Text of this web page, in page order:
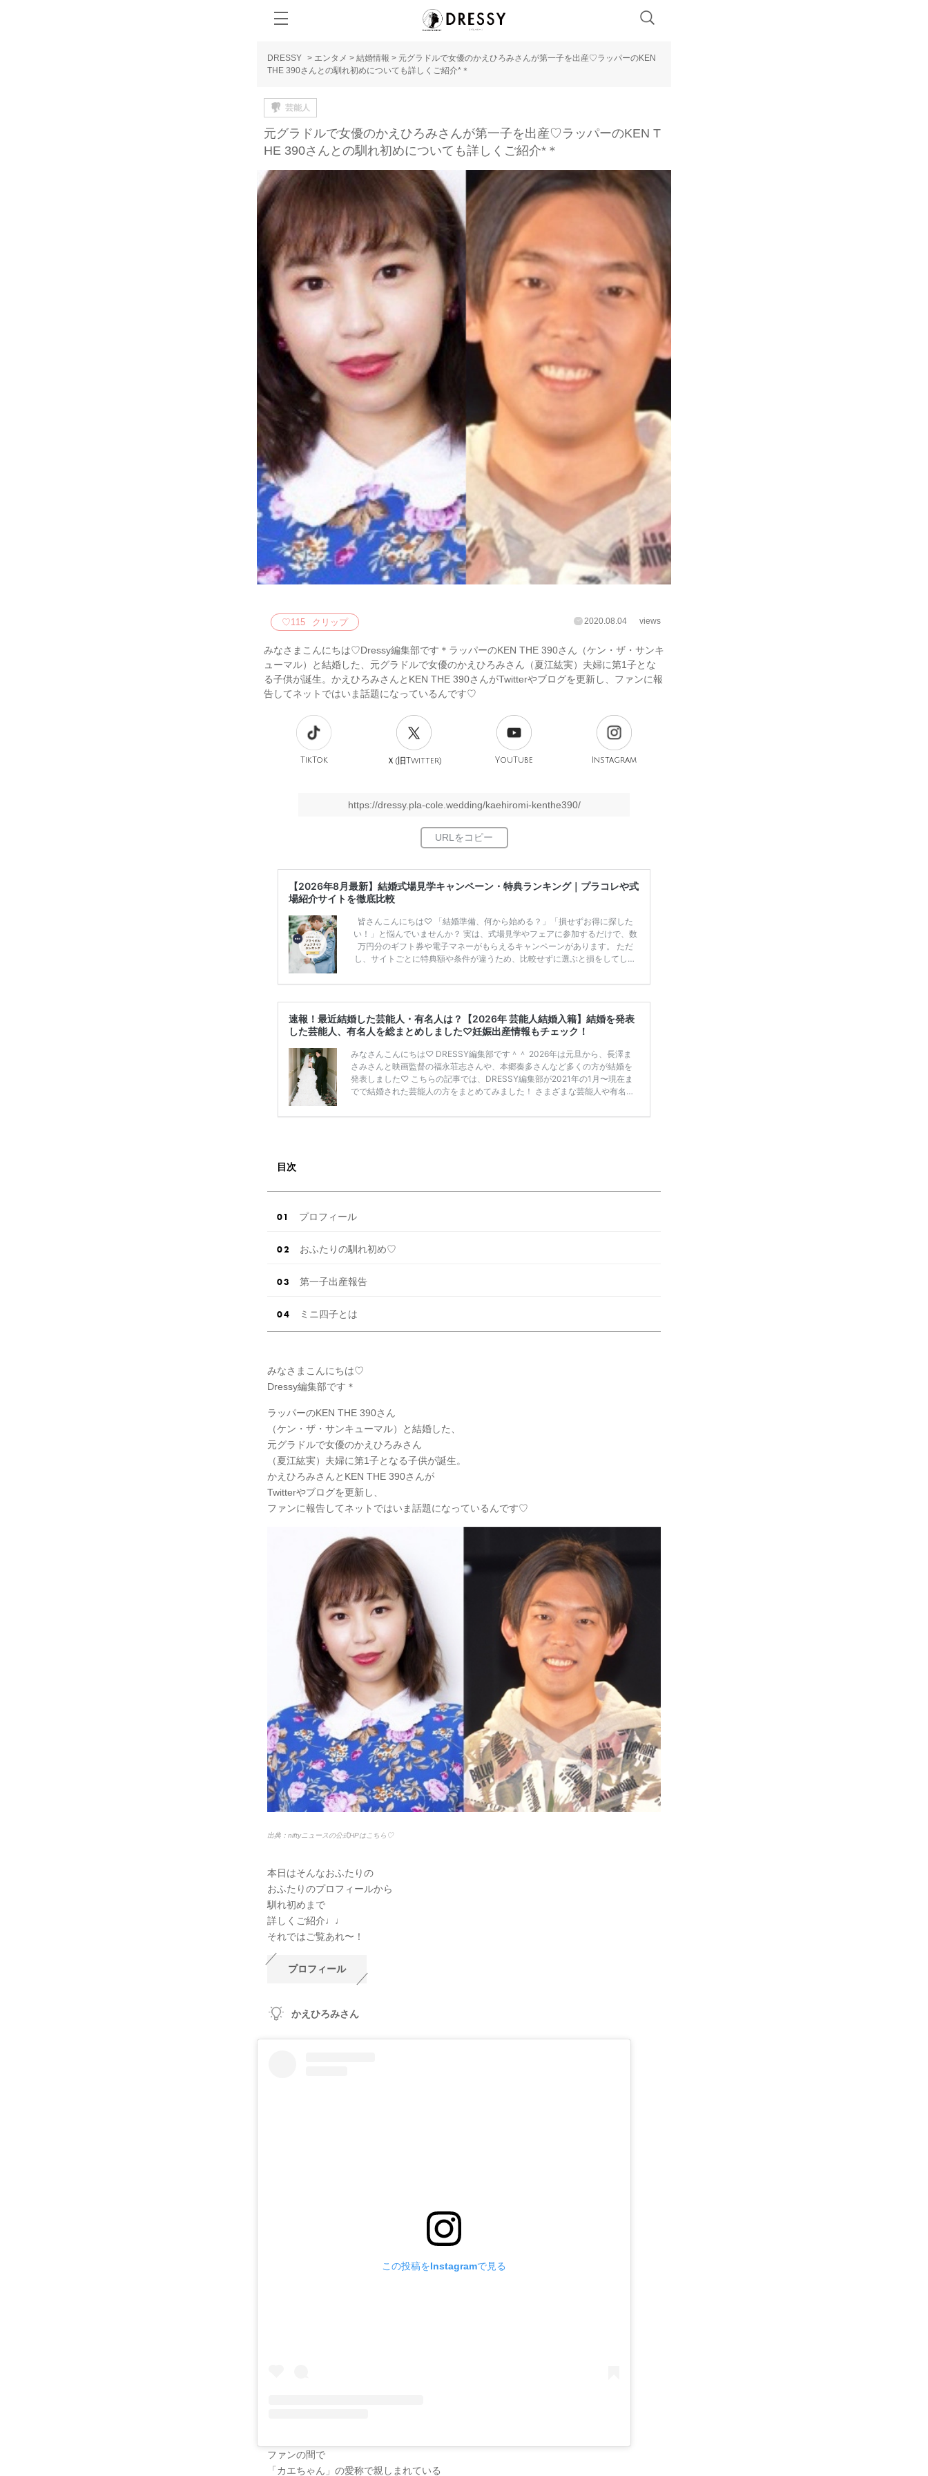
DRESSY > エンタメ > 結婚情報 > 元グラドルで女優のかえひろみさんが第一子を出産♡ラッパーのKEN
THE 390さんとの馴れ初めについても詳しくご紹介*＊
芸能人
元グラドルで女優のかえひろみさんが第一子を出産♡ラッパーのKEN T
HE 390さんとの馴れ初めについても詳しくご紹介*＊
♡115 クリップ 2020.08.04 views
みなさまこんにちは♡Dressy編集部です＊ラッパーのKEN THE 390さん（ケン・ザ・サンキ
ューマル）と結婚した、元グラドルで女優のかえひろみさん（夏江紘実）夫婦に第1子とな
る子供が誕生。かえひろみさんとKEN THE 390さんがTwitterやブログを更新し、ファンに報
告してネットではいま話題になっているんです♡
TikTok Ｘ(旧Twitter) YouTube Instagram
https://dressy.pla-cole.wedding/kaehiromi-kenthe390/
【2026年8月最新】結婚式場見学キャンペーン・特典ランキング｜プラコレや式
場紹介サイトを徹底比較
皆さんこんにちは♡ 「結婚準備、何から始める？」「損せずお得に探した
い！」と悩んでいませんか？ 実は、式場見学やフェアに参加するだけで、数
万円分のギフト券や電子マネーがもらえるキャンペーンがあります。 ただ
し、サイトごとに特典額や条件が違うため、比較せずに選ぶと損をしてしま
ンペーン特典ランキングを公開！ 比較サイト：プラコレ、ゼクシィ、ハナユ
補を絞れる「ウェディング診断」か、体験型 […]続きを読む
速報！最近結婚した芸能人・有名人は？【2026年 芸能人結婚入籍】結婚を発表
した芸能人、有名人を総まとめしました♡妊娠出産情報もチェック！
みなさんこんにちは♡ DRESSY編集部です＾＾ 2026年は元旦から、長澤ま
さみさんと映画監督の福永荘志さんや、本郷奏多さんなど多くの方が結婚を
発表しました♡ こちらの記事では、DRESSY編集部が2021年の1月〜現在ま
でで結婚された芸能人の方をまとめてみました！ さまざまな芸能人や有名人
きます◎ ぜひcheckしてくださいね♡ 【7/20(土)7/21(日)7/22(月)限定】＜横
目次
プロフィール
おふたりの馴れ初め♡
第一子出産報告
ミニ四子とは
みなさまこんにちは♡
Dressy編集部です＊
ラッパーのKEN THE 390さん
（ケン・ザ・サンキューマル）と結婚した、
元グラドルで女優のかえひろみさん
（夏江紘実）夫婦に第1子となる子供が誕生。
かえひろみさんとKEN THE 390さんが
Twitterやブログを更新し、
ファンに報告してネットではいま話題になっているんです♡
出典：niftyニュースの公式HPはこちら♡
本日はそんなおふたりの
おふたりのプロフィールから
馴れ初めまで
詳しくご紹介♩♩
それではご覧あれ〜！
プロフィール
かえひろみさん
この投稿をInstagramで見る
ファンの間で
「カエちゃん」の愛称で親しまれている